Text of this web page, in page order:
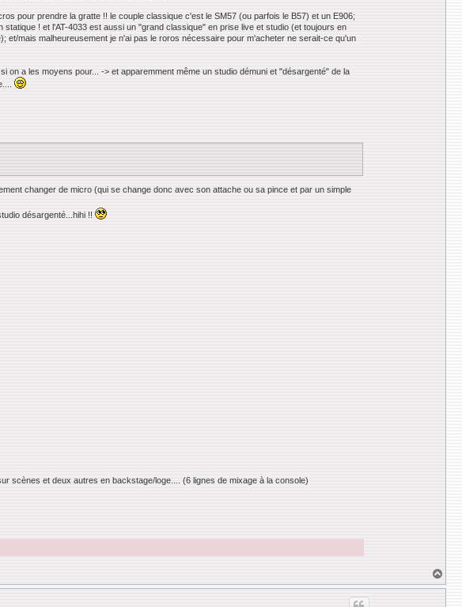
pour prendre la gratte !! le couple classique c'est le SM57 (ou parfois le B57) et un E906;
! et l'AT-4033 est aussi un "grand classique" en prise live et studio (et toujours en
mais malheureusement je n'ai pas le roros nécessaire pour m'acheter ne serait-ce qu'un
on a les moyens pour... -> et apparemment même un studio démuni et "désargenté" de la
changer de micro (qui se change donc avec son attache ou sa pince et par un simple
désargenté...hihi !!
scènes et deux autres en backstage/loge.... (6 lignes de mixage à la console)
a